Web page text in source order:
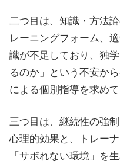
二つ目は、知識・方法
レーニングフォーム、
識が不足しており、独
るのか」という不安か
による個別指導を求めて
三つ目は、継続性の強
心理的効果と、トレー
「サボれない環境」を